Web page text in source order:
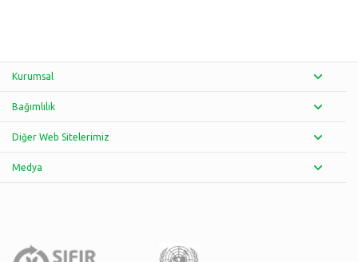
Kurumsal
Bağımlılık
Diğer Web Sitelerimiz
Medya